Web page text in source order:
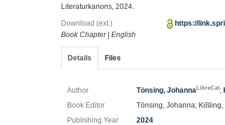
Literaturkanons, 2024.
Download (ext.)
https://
Book Chapter| English
Details Files
Author Tönsing, JohannaLibreCat;
Book Editor
Tönsing, Johanna;
Publishing Year
2024